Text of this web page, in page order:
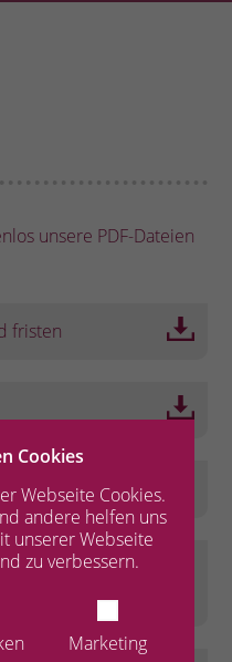
Cookies
Webseite Cookies.
andere helfen uns
unserer Webseite
zu verbessern.
Marketing
unsere PDF-Dateien
fristen
die richtige für mein